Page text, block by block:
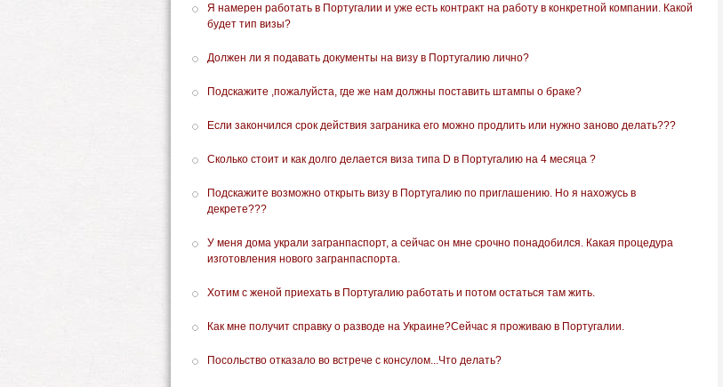
Я намерен работать в Португалии и уже есть контракт на работу в конкретной компании. Какой
будет тип визы?
Должен ли я подавать документы на визу в Португалию лично?
Подскажите ,пожалуйста, где же нам должны поставить штампы о браке?
Если закончился срок действия заграника его можно продлить или нужно заново делать???
Сколько стоит и как долго делается виза типа D в Португалию на 4 месяца ?
Подскажите возможно открыть визу в Португалию по приглашению. Но я нахожусь в
декрете???
У меня дома украли загранпаспорт, а сейчас он мне срочно понадобился. Какая процедура
изготовления нового загранпаспорта.
Хотим с женой приехать в Португалию работать и потом остаться там жить.
Как мне получит справку о разводе на Украине?Сейчас я проживаю в Португалии.
Посольство отказало во встрече с консулом...Что делать?